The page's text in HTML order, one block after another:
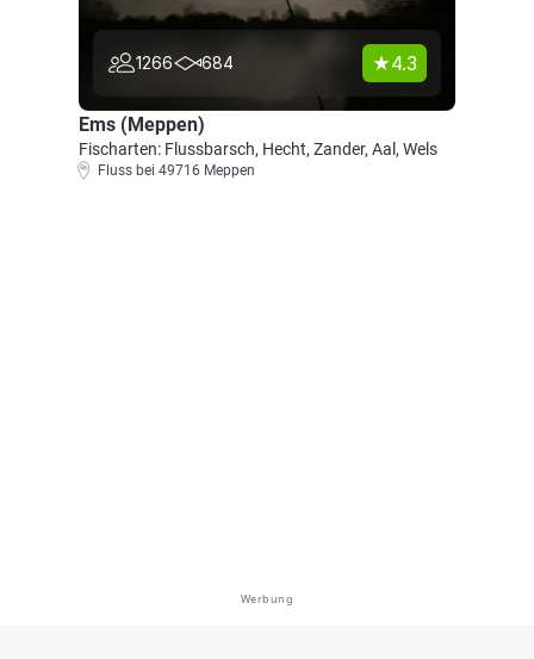
1266 684 4.3
Ems (Meppen)
Fischarten: Flussbarsch, Hecht, Zander, Aal, Wels
Fluss bei 49716 Meppen
Werbung